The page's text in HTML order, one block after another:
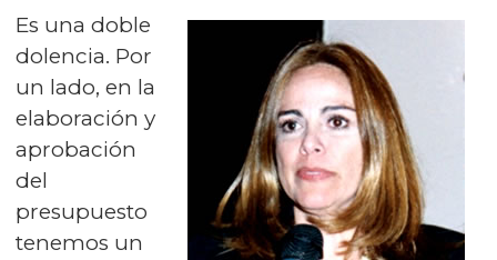
Es una doble
dolencia. Por
un lado, en la
elaboración y
aprobación
del
presupuesto
tenemos un